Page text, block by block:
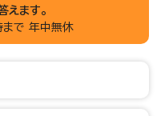
えます。
で 年中無休